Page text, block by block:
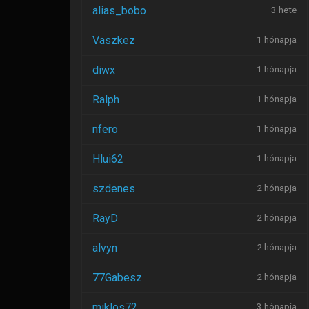
alias_bobo 3 hete
Vaszkez 1 hónapja
diwx 1 hónapja
Ralph 1 hónapja
nfero 1 hónapja
Hlui62 1 hónapja
szdenes 2 hónapja
RayD 2 hónapja
alvyn 2 hónapja
77Gabesz 2 hónapja
3 hónapja